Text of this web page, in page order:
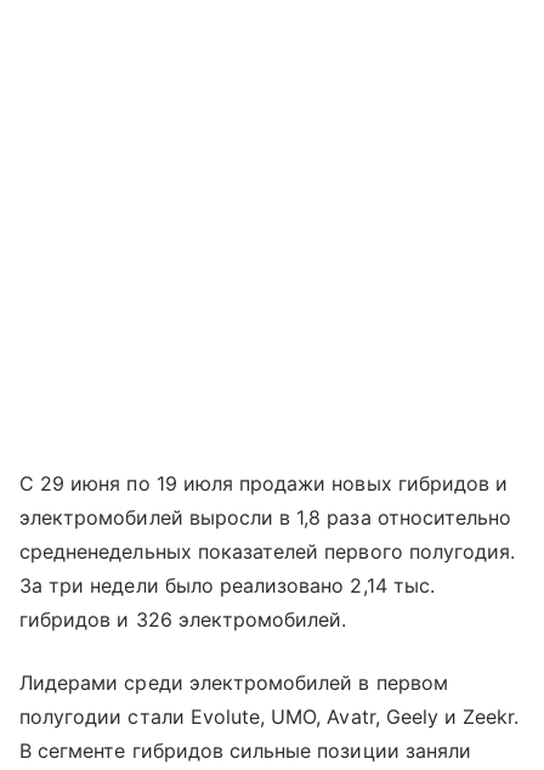
С 29 июня по 19 июля продажи новых гибридов и
электромобилей выросли в 1,8 раза относительно
средненедельных показателей первого полугодия.
За три недели было реализовано 2,14 тыс.
гибридов и 326 электромобилей.
Лидерами среди электромобилей в первом
полугодии стали Evolute, UMO, Avatr, Geely и Zeekr.
В сегменте гибридов сильные позиции заняли